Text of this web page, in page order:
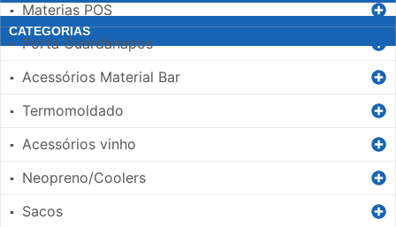
CATEGORIAS
▪ Materias POS
▪ Porta Guardanapos
▪ Acessórios Material Bar
▪ Termomoldado
▪ Acessórios vinho
▪ Neopreno/Coolers
▪ Sacos